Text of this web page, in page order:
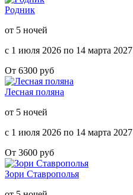
Родник
от 5 ночей
с 1 июля 2026 по 14 марта 2027
От 6300 руб
Лесная поляна
от 5 ночей
с 1 июля 2026 по 14 марта 2027
От 3600 руб
Зори Ставрополья